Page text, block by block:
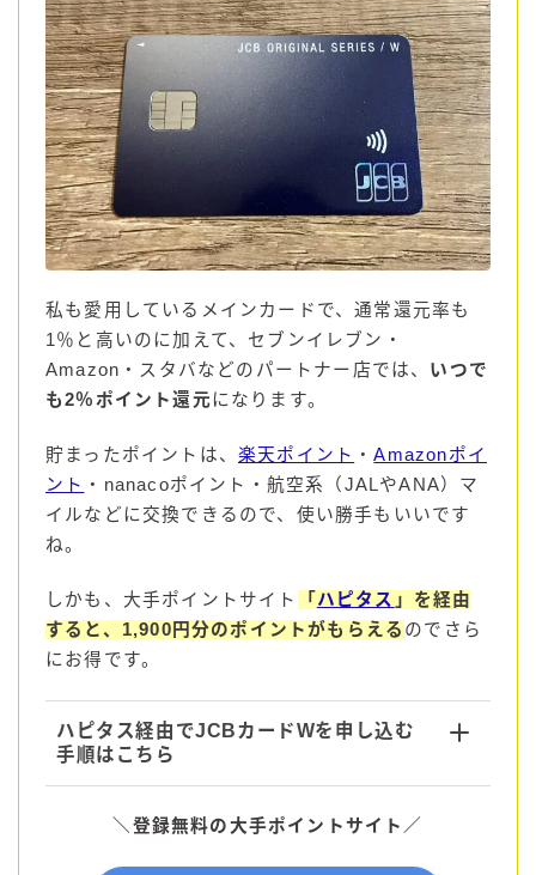
檸檬堂
オリオンビール
WATTA
natura WATTA
ちゅらWATTA
合同酒精
その他メーカー
素滴しぼり
お得情報
楽天
コラム
運営者情報
お問い合わせ
私も愛用しているメインカードで、通常還元率も
1％と高いのに加えて、セブンイレブン・
Amazon・スタバなどのパートナー店では、 いつで
も2％ポイント還元になります。
貯まったポイントは、 楽天ポイント ・Amazonポイ
ント ・nanacoポイント・航空系（JALやANA）マ
イルなどに交換できるので、使い勝手もいいです
ね。
しかも、大手ポイントサイト 「 ハピタス 」を経由
すると、1,900円分のポイントがもらえる のでさら
にお得です。
ハピタス経由でJCBカードWを申し込む
手順はこちら
＼登録無料の大手ポイントサイト ／